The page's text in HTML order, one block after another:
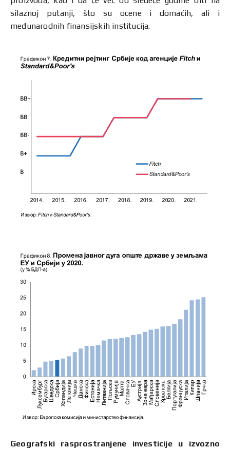
silaznoj putanji, što su ocene i domaćih, ali i
međunarodnih finansijskih institucija.
Geografski rasprostranjene investicije u izvozno